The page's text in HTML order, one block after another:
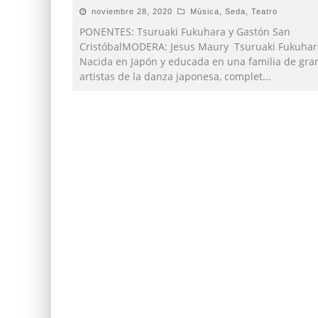
noviembre 28, 2020 Música Seda Teatro
PONENTES: Tsuruaki Fukuhara y Gastón San
CristóbalMODERA: Jesus Maury Tsuruaki
Nacida en Japón y educada en una familia de
artistas de la danza japonesa, complet...